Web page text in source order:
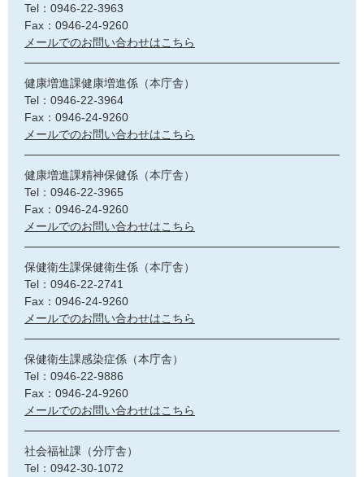
Tel：0946-22-3963
Fax：0946-24-9260
メールでのお問い合わせはこちら
健康増進課健康増進係（本庁舎）
Tel：0946-22-3964
Fax：0946-24-9260
メールでのお問い合わせはこちら
健康増進課精神保健係（本庁舎）
Tel：0946-22-3965
Fax：0946-24-9260
メールでのお問い合わせはこちら
保健衛生課保健衛生係（本庁舎）
Tel：0946-22-2741
Fax：0946-24-9260
メールでのお問い合わせはこちら
保健衛生課感染症係（本庁舎）
Tel：0946-22-9886
Fax：0946-24-9260
メールでのお問い合わせはこちら
社会福祉課（分庁舎）
Tel：0942-30-1072